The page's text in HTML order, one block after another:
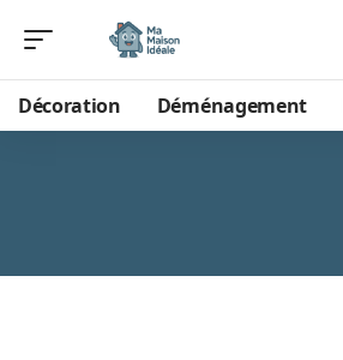
Décoration Déménagement